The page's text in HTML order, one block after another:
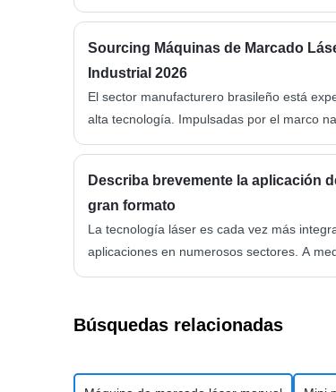
trióxido de boro. Estos componentes
comparación...
Sourcing Máquinas de Marcado
Industrial 2026
El sector manufacturero brasileño está
alta tecnología. Impulsadas por el marco
de São Paulo, Minas Gerais y Rio Grande
Describa brevemente la aplicación
gran formato
La tecnología láser es cada vez más
aplicaciones en numerosos sectores. A
por láser, también aumenta la demanda
Búsquedas relacionadas